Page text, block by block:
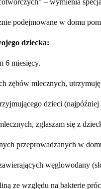
– wymienia
podejmowane w domu
dziecka:
6 miesięcy.
zębów mlecznych,
dzieci
zgłaszam się z
przeprowadzanych w
węglowodany
ze względu na bakterie